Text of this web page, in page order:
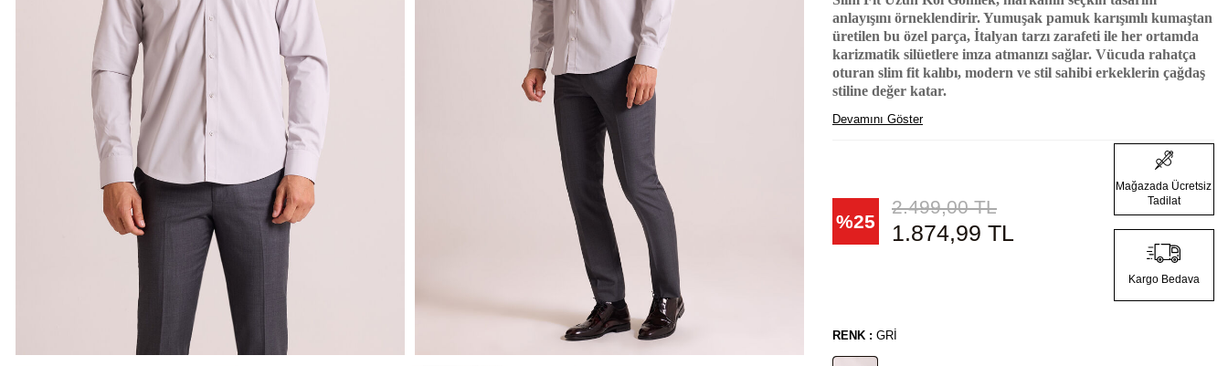
anlayışını örneklendirir. Yumuşak pamuk karışımlı kumaştan
üretilen bu özel parça, İtalyan tarzı zarafeti ile her ortamda
karizmatik silüetlere imza atmanızı sağlar. Vücuda rahatça
oturan slim fit kalıbı, modern ve stil sahibi erkeklerin çağdaş
stiline değer katar.
Devamını Göster
%25
2.499,00TL
1.874,99 TL
Mağazada Ücretsiz
Tadilat
Kargo Bedava
RENK : GRI